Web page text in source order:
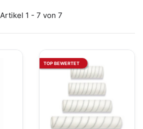
Artikel 1 - 7 von 7
TOP BEWERTET